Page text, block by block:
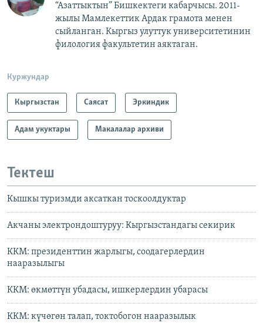
“Азаттыктын” Бишкектеги кабарчысы. 2011-
жылы Мамлекеттик Ардак грамота менен
сыйланган. Кыргыз улуттук университетинин
филология факультетин аяктаган.
Куржундар
Кыргызстан Саясат Эркиндик
Адам укуктары Макалалар архиви
Тектеш
Кышкы туризмди аксаткан тоскоолдуктар
Акчаны электрондоштуруу: Кыргызстандагы секирик
ККМ: президенттин жарлыгы, соодагерлердин
нааразылыгы
ККМ: өкмөттүн убадасы, ишкерлердин убарасы
ККМ: күчөгөн талап, токтобогон нааразылык